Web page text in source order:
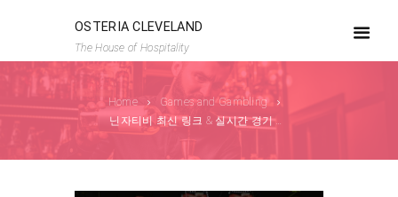
OSTERIA CLEVELAND
The House of Hospitality
Home
Games and Gambling